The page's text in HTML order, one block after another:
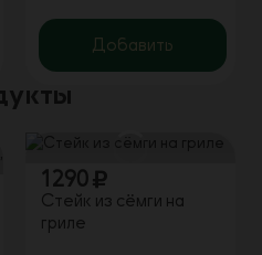
Добавить
1290
Стейк из сёмги на
гриле